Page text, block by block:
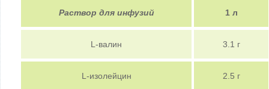
Раствор для инфузий 1 л
L-валин 3.1 г
L-изолейцин 2.5 г